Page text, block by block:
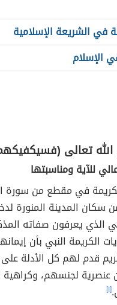
في الشريعة الإسلامية
الإسلام
تعالى
للآية ومناسبتها
في مقطع من سورة
سكان المدينة المنورة
الذي يعرفون صفاته
الكريمة النبي بأن
قدم لهم كل الأدلة
عنصرية لجنسهم،
[١]